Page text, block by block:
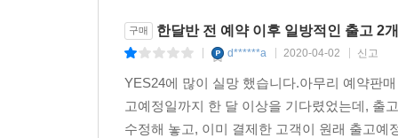
구매 한달반 전 예약 이후 일방적인 출고 2
d******a 2020-04-02 신고
YES24에 많이 실망 했습니다.아무리 예약판
고예정일까지 한 달 이상을 기다렸었는데, 출
수정해 놓고, 이미 결제한 고객이 원래 출고